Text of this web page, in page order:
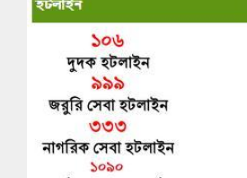
এইচ এস সি-২০২৬ সালের পরীক্ষকের তালিকা (বিষয়ঃ ...
29/07/2026 04:07 AM
এইচ এস সি-২০২৬ সালের পরীক্ষকের তালিকা (বিষয়ঃ
29/07/2026 04:07 AM
এইচ এস সি-২০২৬ সালের পরীক্ষকের তালিকা (বিষয়ঃ
29/07/2026 04:07 AM